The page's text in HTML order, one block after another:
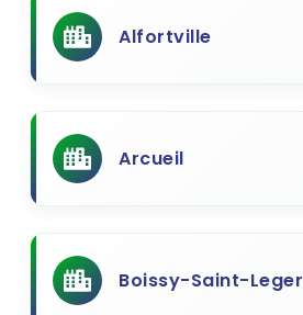
Alfortville
Arcueil
Boissy-Saint-Leger